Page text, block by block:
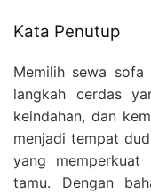
Kata Penutup
Memilih sewa sofa
langkah cerdas
keindahan, dan
menjadi tempat
yang memperkuat
tamu. Dengan